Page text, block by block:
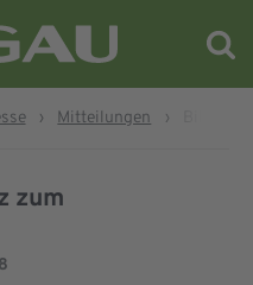
› Mitteilungen ›
zum